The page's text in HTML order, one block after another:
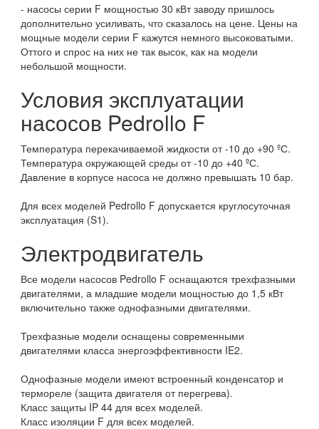
- насосы серии F мощностью 30 кВт заводу пришлось
дополнительно усиливать, что сказалось на цене. Цены на
мощные модели серии F кажутся немного высоковатыми.
Оттого и спрос на них не так высок, как на модели
небольшой мощности.
Условия эксплуатации
насосов Pedrollo F
Температура перекачиваемой жидкости от -10 до +90 ºС.
Температура окружающей среды от -10 до +40 ºС.
Давление в корпусе насоса не должно превышать 10 бар.
Для всех моделей Pedrollo F допускается круглосуточная
эксплуатация (S1).
Электродвигатель
Все модели насосов Pedrollo F оснащаются трехфазными
двигателями, а младшие модели мощностью до 1,5 кВт
включительно также однофазными двигателями.
Трехфазные модели оснащены современными
двигателями класса энергоэффективности IE2.
Однофазные модели имеют встроенный конденсатор и
термореле (защита двигателя от перегрева).
Класс защиты IP 44 для всех моделей.
Класс изоляции F для всех моделей.